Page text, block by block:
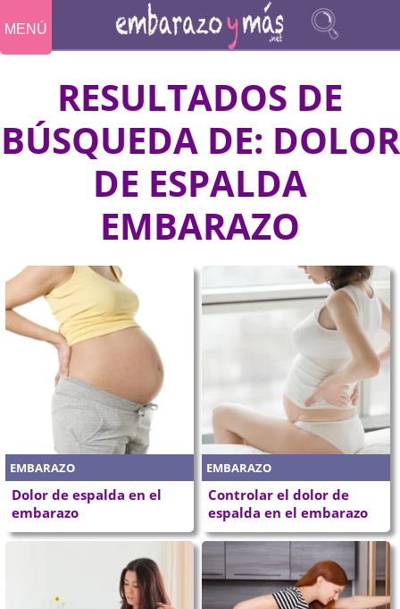
MENÚ
RESULTADOS DE
BÚSQUEDA DE: DOLOR
DE ESPALDA
EMBARAZO
EMBARAZO
Dolor de espalda en el
embarazo
EMBARAZO
Controlar el dolor de
espalda en el embarazo